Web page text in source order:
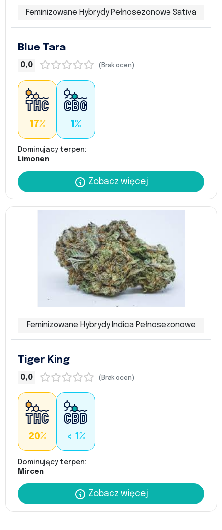
Feminizowane Hybrydy Pełnosezonowe Sativa
Blue Tara
0,0 (Brak ocen)
17% 1%
Dominujący terpen:
Limonen
Zobacz więcej
Feminizowane Hybrydy Indica Pełnosezonowe
Tiger King
0,0 (Brak ocen)
20% < 1%
Dominujący terpen:
Mircen
Zobacz więcej